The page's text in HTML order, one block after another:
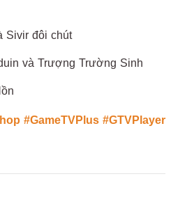
Sivir đôi chút
và Trượng Trường Sinh
#GameTVPlus #GTVPlayer